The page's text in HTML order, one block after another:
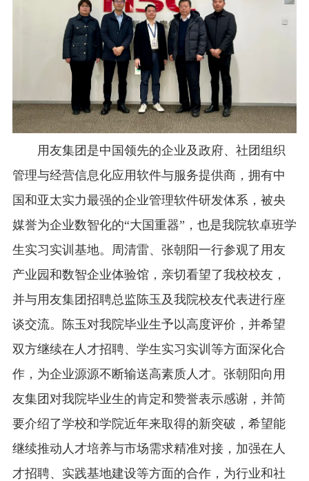
用友集团是中国领先的企业及政府、社团组织
管理与经营信息化应用软件与服务提供商，拥有中
国和亚太实力最强的企业管理软件研发体系，被央
媒誉为企业数智化的“大国重器”，也是我院软卓班学
生实习实训基地。周清雷、张朝阳一行参观了用友
产业园和数智企业体验馆，亲切看望了我校校友，
并与用友集团招聘总监陈玉及我院校友代表进行座
谈交流。陈玉对我院毕业生予以高度评价，并希望
双方继续在人才招聘、学生实习实训等方面深化合
作，为企业源源不断输送高素质人才。张朝阳向用
友集团对我院毕业生的肯定和赞誉表示感谢，并简
要介绍了学校和学院近年来取得的新突破，希望能
继续推动人才培养与市场需求精准对接，加强在人
才招聘、实践基地建设等方面的合作，为行业和社